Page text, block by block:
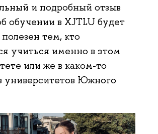
и подробный отзыв
обучении в XJTLU будет
тем, кто
учиться именно в этом
или же в каком-то
университетов Южного